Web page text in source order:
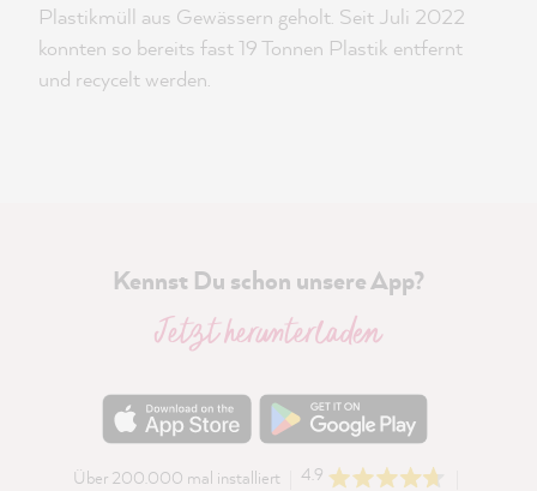
Plastikmüll aus Gewässern geholt. Seit Juli 2022
konnten so bereits fast 19 Tonnen Plastik entfernt
und recycelt werden.
Kennst Du schon unsere App?
Jetzt herunterladen
Über 200.000 mal installiert
4.9